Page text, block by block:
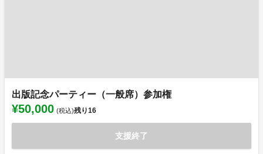
出版記念パーティー（一般席）参加権
¥50,000 (税込)残り16
支援終了